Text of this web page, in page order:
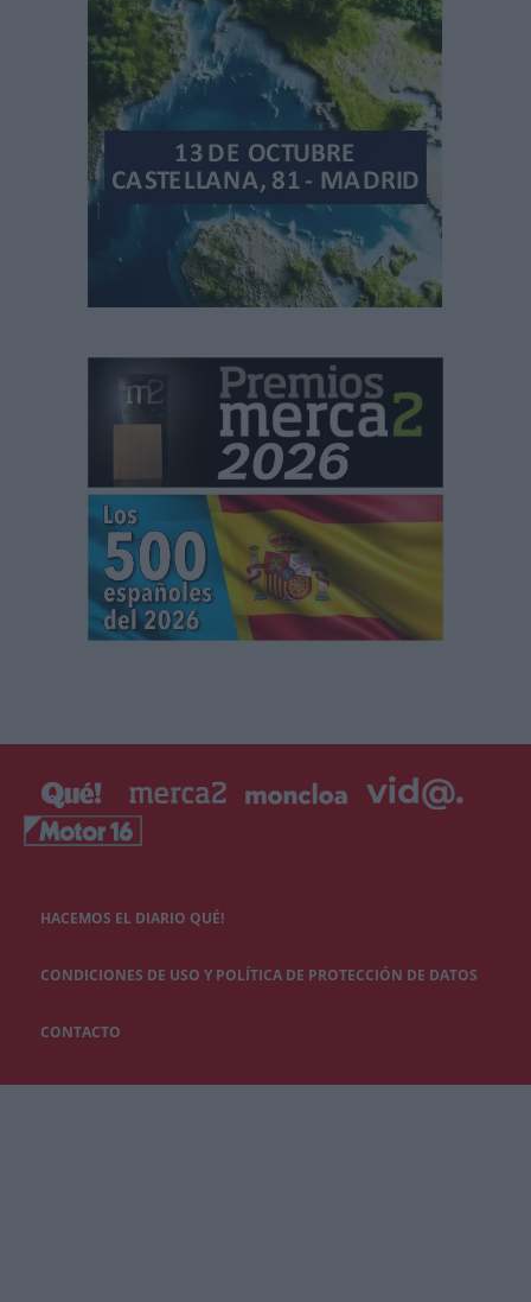
HACEMOS EL DIARIO QUÉ!
CONDICIONES DE USO Y POLÍTICA DE PROTECCIÓN DE DATOS
CONTACTO